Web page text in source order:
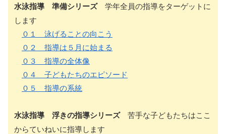
水泳指導 準備シリーズ学年全員の指導をターゲットに
します
０１ 泳げることの向こう
０２ 指導は５月に始まる
０３ 指導の全体像
０４ 子どもたちのエピソード
０５ 指導の系統
水泳指導 浮きの指導シリーズ苦手な子どもたちはここ
からていねいに指導します